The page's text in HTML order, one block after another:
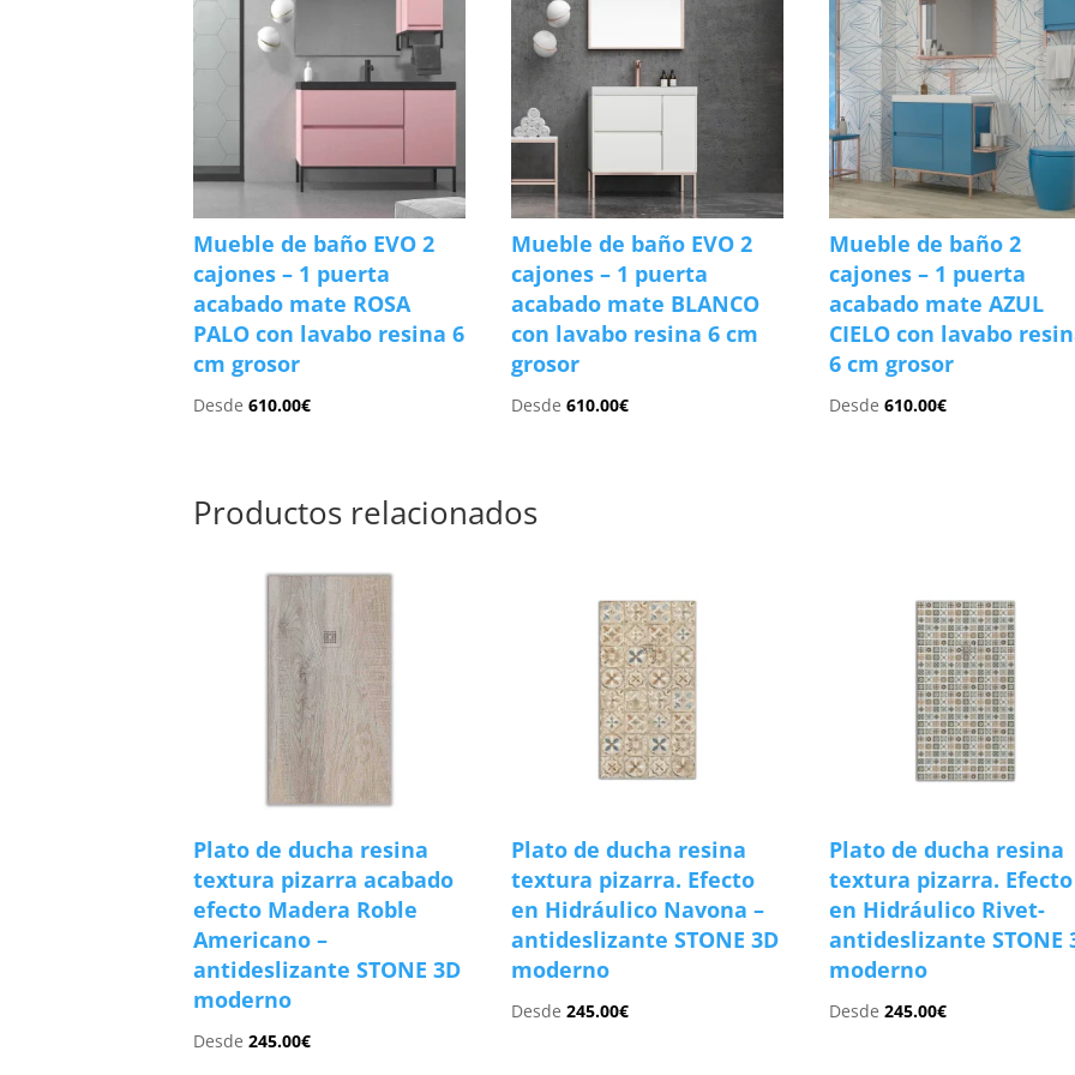
Mueble de baño EVO 2
cajones – 1 puerta
acabado mate ROSA
PALO con lavabo resina 6
cm grosor
Desde610.00€
Mueble de baño EVO 2
cajones – 1 puerta
acabado mate BLANCO
con lavabo resina 6 cm
grosor
Desde610.00€
Mueble de baño 2
cajones – 1 puerta
acabado mate AZUL
CIELO con lavabo
6 cm grosor
Desde610.00€
Productos relacionados
Plato de ducha resina
textura pizarra acabado
efecto Madera Roble
Americano –
antideslizante STONE 3D
moderno
Desde245.00€
Plato de ducha resina
textura pizarra. Efecto
en Hidráulico Navona –
antideslizante STONE 3D
moderno
Desde245.00€
Plato de ducha resina
textura pizarra. Efecto
en Hidráulico Rivet-
antideslizante STONE
moderno
Desde245.00€